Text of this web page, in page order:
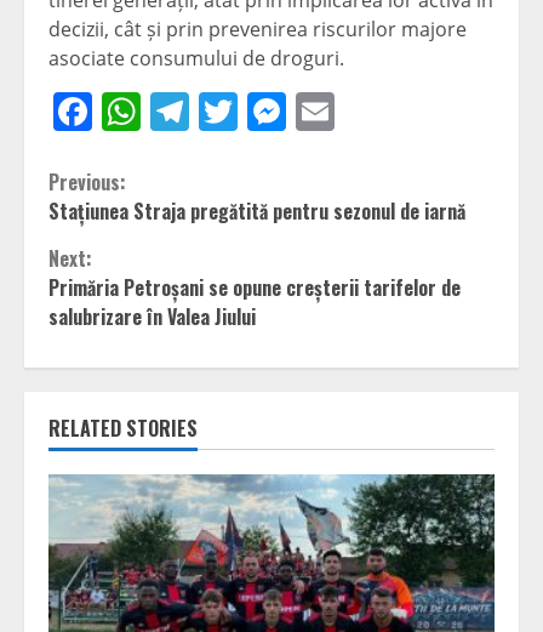
decizii, cât și prin prevenirea riscurilor majore
asociate consumului de droguri.
Facebook
WhatsApp
Telegram
TwitterMessenger
Continue
Reading
Previous:
Stațiunea Straja pregătită pentru sezonul de iarnă
Next:
Primăria Petroșani se opune creșterii tarifelor de
salubrizare în Valea Jiului
RELATED STORIES